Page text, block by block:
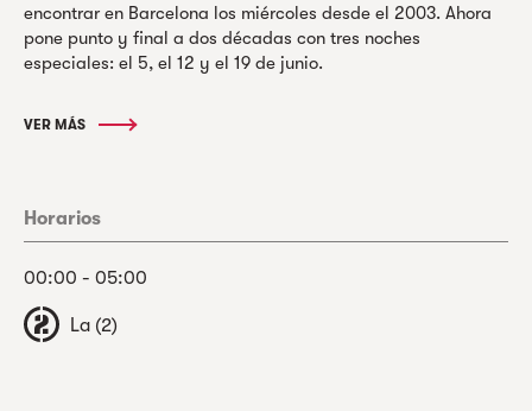
encontrar en Barcelona los miércoles desde el 2003. Ahora
pone punto y final a dos décadas con tres noches
especiales: el 5, el 12 y el 19 de junio.
VER MÁS
Horarios
00:00 - 05:00
La (2)